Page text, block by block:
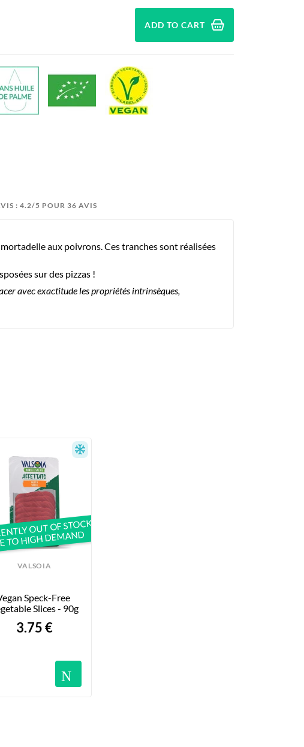
ADD TO CART
: 4.2/5 POUR 36 AVIS
aux poivrons. Ces tranches sont réalisées
sur des pizzas !
avec exactitude les propriétés intrinsèques,
VALSOIA
Speck-Free
Slices - 90g
3.75 €
Notifications
OUT OF STOCK
TO HIGH DEMAND